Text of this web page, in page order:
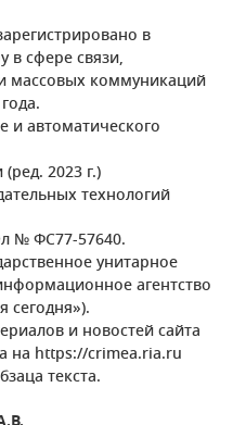
в
в сфере связи,
массовых коммуникаций
и автоматического
2023 г.)
технологий
№ ФС77-57640.
унитарное
агентство
сегодня»).
и новостей сайта
на https://crimea.ria.ru
текста.